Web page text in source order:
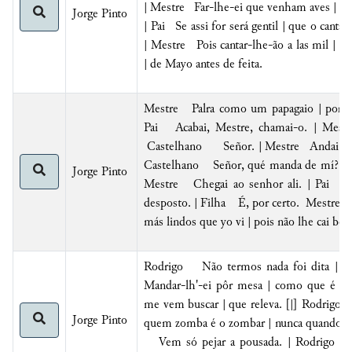
Jorge Pinto
| Mestre Far-lhe-ei que venham aves |
| Pai Se assi for será gentil | que o
| Mestre Pois cantar-lhe-ão a las mil |
de Mayo antes de feita.
Jorge Pinto
Mestre Palra como um papagaio |
Pai Acabai, Mestre, chamai-o. |
Castelhano Señor. | Mestre Andai cá
Castelhano Señor, qué manda de mí? |
Mestre Chegai ao senhor ali. | Pai
desposto. | Filha É, por certo. Mestre
más lindos que yo vi | pois não lhe cai
Jorge Pinto
Rodrigo Não termos nada foi dita
Mandar-lh'-ei pôr mesa | como que é
me vem buscar | que releva. [|]
quem zomba é o zombar | nunca quando
Vem só pejar a pousada. | Rodrigo